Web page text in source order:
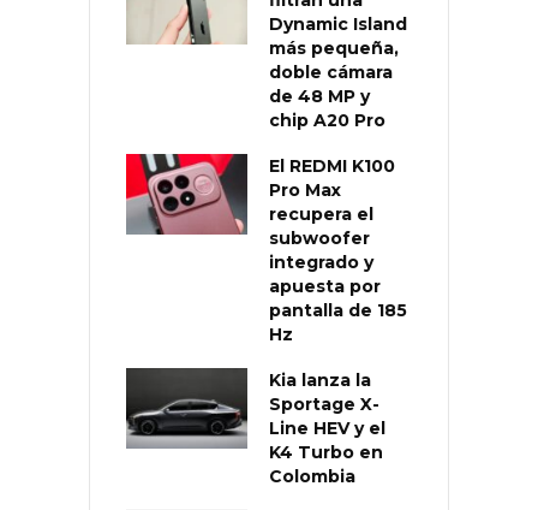
Dynamic Island
más pequeña,
doble cámara
de 48 MP y
chip A20 Pro
El REDMI K100
Pro Max
recupera el
subwoofer
integrado y
apuesta por
pantalla de 185
Hz
Kia lanza la
Sportage X-
Line HEV y el
K4 Turbo en
Colombia